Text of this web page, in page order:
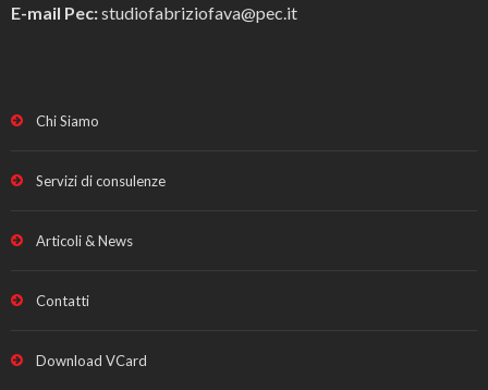
E-mail Pec:studiofabriziofava@pec.it
Chi Siamo
Servizi di consulenze
Articoli & News
Contatti
Download VCard